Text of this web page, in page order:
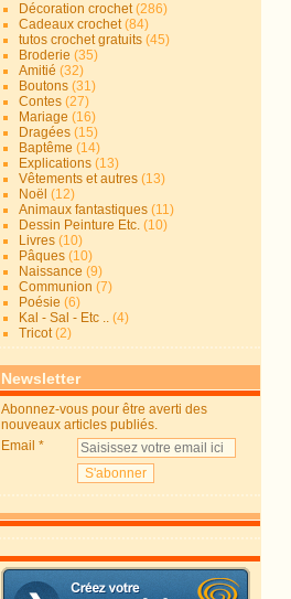
Décoration crochet(286)
Cadeaux crochet(84)
tutos crochet gratuits (45)
Broderie (35)
Amitié (32)
Boutons (31)
Contes (27)
Mariage (16)
Dragées (15)
Baptême (14)
Explications (13)
Vêtements et autres (13)
Noël (12)
Animaux fantastiques (11)
Dessin Peinture Etc. (10)
Livres (10)
Pâques (10)
Naissance (9)
Communion (7)
Poésie (6)
Kal - Sal - Etc .. (4)
Tricot(2)
Newsletter
Abonnez-vous pour être averti des
nouveaux articles publiés.
Email